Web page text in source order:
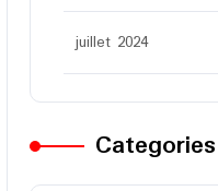
juillet 2024
Categories